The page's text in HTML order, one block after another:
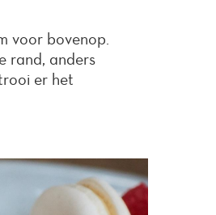
voor bovenop.
rand, anders
er het